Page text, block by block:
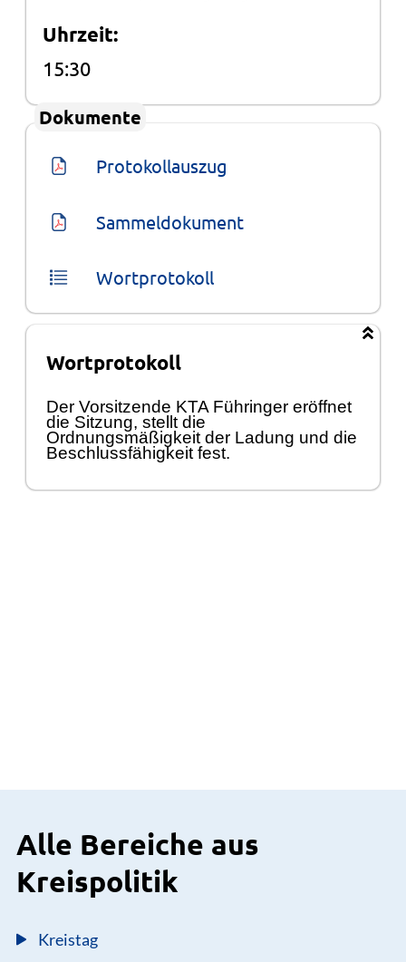
Uhrzeit:
15:30
Dokumente
Protokollauszug
Sammeldokument
Wortprotokoll
Wortprotokoll
Der Vorsitzende KTA Führinger eröffnet
die Sitzung, stellt die
Ordnungsmäßigkeit der Ladung und die
Beschlussfähigkeit fest.
Alle Bereiche aus
Kreispolitik
Kreistag